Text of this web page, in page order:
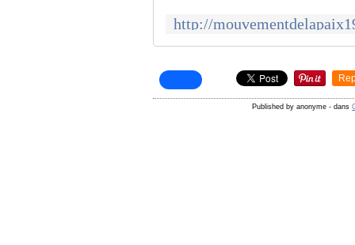
Published by anonyme - dans